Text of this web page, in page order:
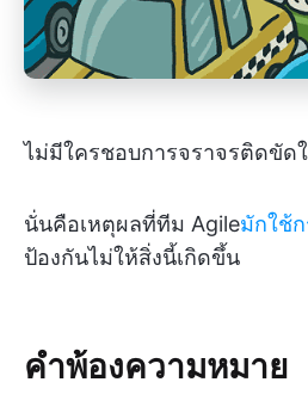
ไม่มีใครชอบการจราจรติดขัด
นั่นคือเหตุผลที่ทีม Agileมักใช้
ป้องกันไม่ให้สิ่งนี้เกิดขึ้น
คำพ้องความหมาย